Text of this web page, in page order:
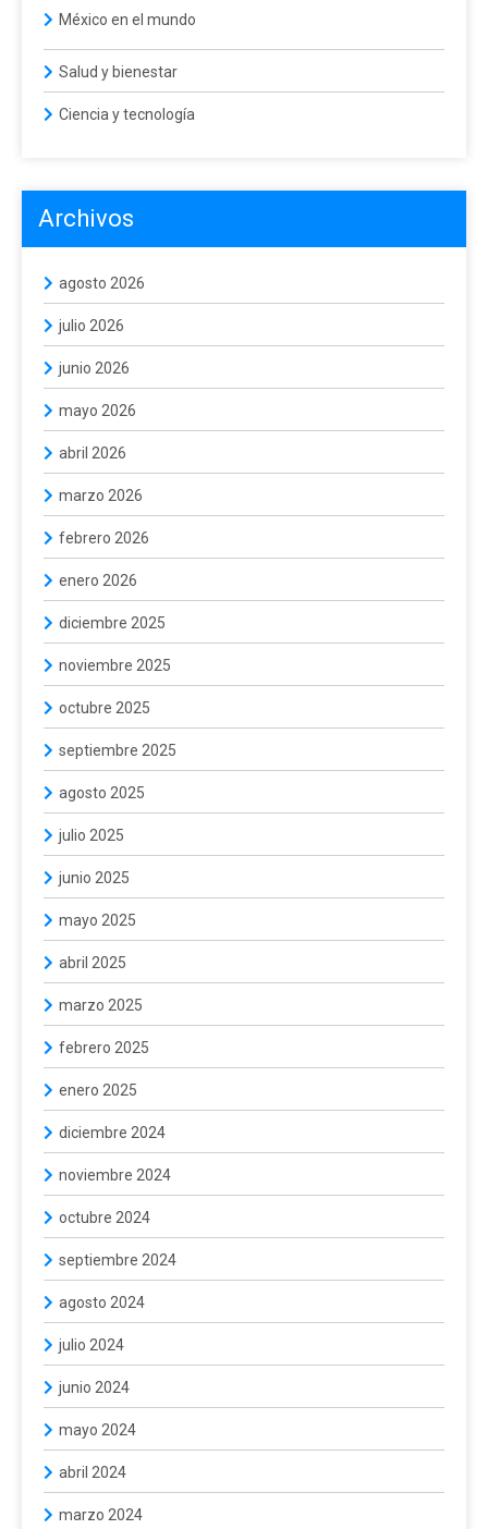
México en el mundo
Salud y bienestar
Ciencia y tecnología
Archivos
agosto 2026
julio 2026
junio 2026
mayo 2026
abril 2026
marzo 2026
febrero 2026
enero 2026
diciembre 2025
noviembre 2025
octubre 2025
septiembre 2025
agosto 2025
julio 2025
junio 2025
mayo 2025
abril 2025
marzo 2025
febrero 2025
enero 2025
diciembre 2024
noviembre 2024
octubre 2024
septiembre 2024
agosto 2024
julio 2024
junio 2024
mayo 2024
abril 2024
marzo 2024